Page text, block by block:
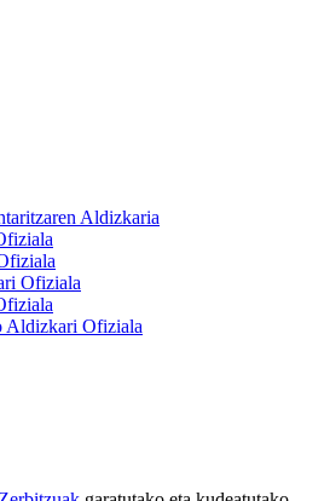
Aldizkaria
Ofiziala
Aldizkari Ofiziala